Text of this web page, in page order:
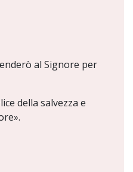
al Signore per
della salvezza e